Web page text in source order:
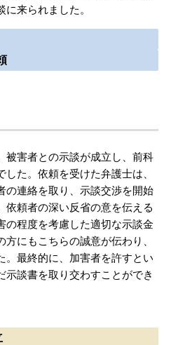
来られました。
被害者との示談が成立し、前科
た。依頼を受けた弁護士は、
の連絡を取り、示談交渉を開始
依頼者の深い反省の意を伝える
の程度を考慮した適切な示談金
にもこちらの誠意が伝わり、
。最終的に、加害者を許すとい
示談書を取り交わすことができ